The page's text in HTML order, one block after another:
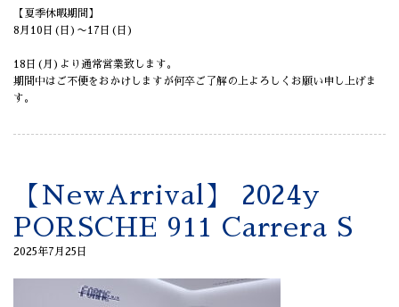
【夏季休暇期間】
8月10日(日)〜17日(日)
18日(月)より通常営業致します。
期間中はご不便をおかけしますが何卒ご了解の上よろしくお願い申し上げま
す。
【NewArrival】 2024y
PORSCHE 911 Carrera S
2025年7月25日